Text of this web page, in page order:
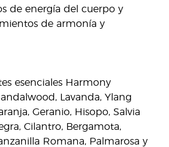
de energía del cuerpo y
de armonía y
esenciales Harmony
Lavanda, Ylang
Geranio, Hisopo, Salvia
Cilantro, Bergamota,
Romana, Palmarosa y